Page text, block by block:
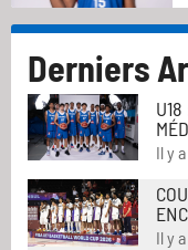
Derniers
Il y
Il y